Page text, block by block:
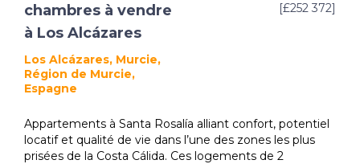
chambres à vendre
à Los Alcázares
Los Alcázares, Murcie,
Région de Murcie,
Espagne
[£252 372]
Appartements à Santa Rosalía alliant confort, potentiel
locatif et qualité de vie dans l’une des zones les plus
prisées de la Costa Cálida. Ces logements de 2